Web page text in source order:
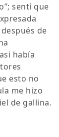
sentí que
de
había
esto no
me hizo
de gallina.